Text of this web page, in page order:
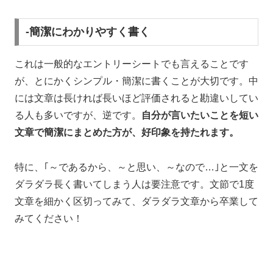
-簡潔にわかりやすく書く
これは一般的なエントリーシートでも言えることです
が、とにかくシンプル・簡潔に書くことが大切です。中
には文章は長ければ長いほど評価されると勘違いしてい
る人も多いですが、逆です。
自分が言いたいことを短い
文章で簡潔にまとめた方が、好印象を持たれます。
特に、｢～であるから、～と思い、～なので…｣と一文を
ダラダラ長く書いてしまう人は要注意です。文節で1度
文章を細かく区切ってみて、ダラダラ文章から卒業して
みてください！